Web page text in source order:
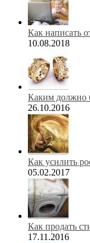
Как написать
10.08.2018
Каким должно
26.10.2016
Как усилить
05.02.2017
Как продать
17.11.2016